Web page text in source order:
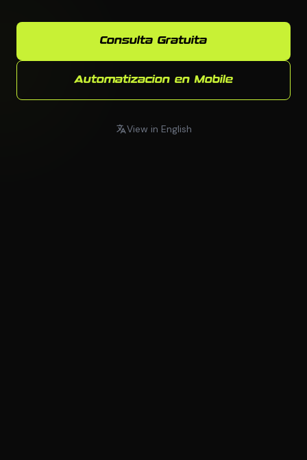
Consulta Gratuita
Automatizacion en Mobile
View in English